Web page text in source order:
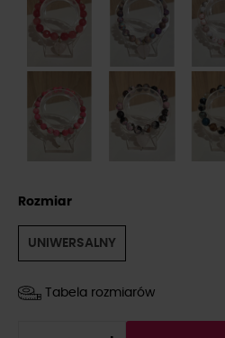
Rozmiar
UNIWERSALNY
Tabela rozmiarów